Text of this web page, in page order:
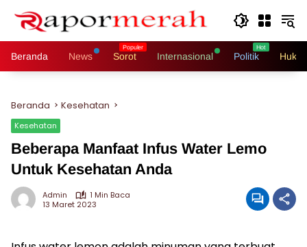
Beranda News Sorot Internasional Politik
Beranda Kesehatan
Kesehatan
Beberapa Manfaat Infus Water Lemo
Untuk Kesehatan Anda
Admin
1 Min Baca
13 Maret 2023